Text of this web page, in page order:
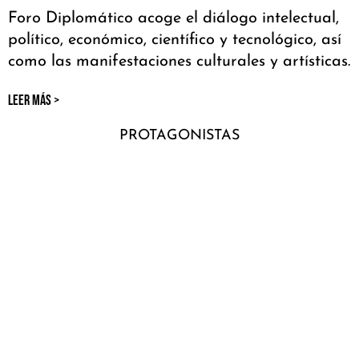
Foro Diplomático acoge el diálogo intelectual,
político, económico, científico y tecnológico, así
como las manifestaciones culturales y artísticas.
LEER MÁS >
PROTAGONISTAS